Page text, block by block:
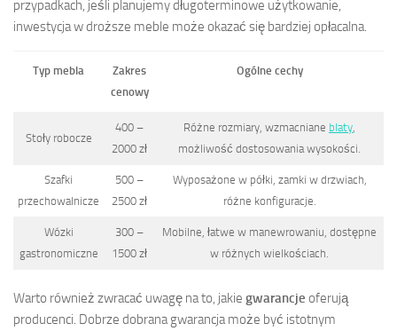
przypadkach, jeśli planujemy długoterminowe użytkowanie,
inwestycja w droższe meble może okazać się bardziej opłacalna.
Typ mebla
Zakres
cenowy
Ogólne cechy
Stoły robocze
400 –
2000 zł
Różne rozmiary, wzmacniane blaty
możliwość dostosowania wysokości.
Szafki
przechowalnicze
500 –
2500 zł
Wyposażone w półki, zamki w drzwiach,
różne konfiguracje.
Wózki
gastronomiczne
300 –
1500 zł
Mobilne, łatwe w manewrowaniu, dostępne
w różnych wielkościach.
Warto również zwracać uwagę na to, jakie gwarancje oferują
producenci. Dobrze dobrana gwarancja może być istotnym